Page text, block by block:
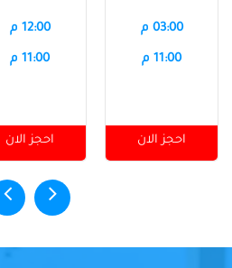
03:00 م
11:00 م
احجز الان
12:00 م
11:00 م
احجز الان